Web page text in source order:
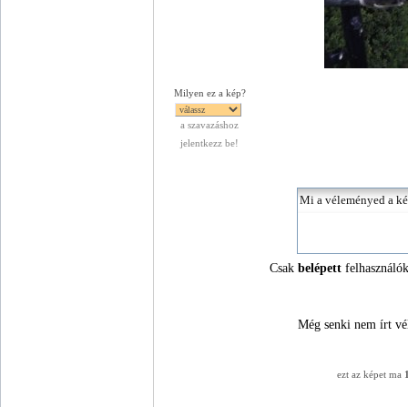
Milyen ez a kép?
a szavazáshoz
jelentkezz be!
Csakbelépett
Még senki nem írt
ezt az képet ma